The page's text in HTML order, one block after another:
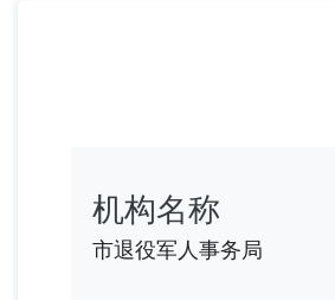
机构名称
市退役军人事务局